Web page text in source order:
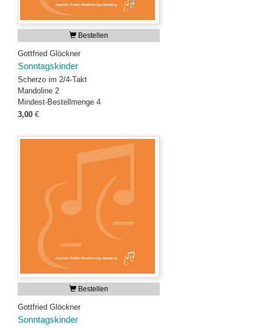
Bestellen
Gottfried Glöckner
Sonntagskinder
Scherzo im 2/4-Takt
Mandoline 2
Mindest-Bestellmenge 4
3,00 €
Bestellen
Gottfried Glöckner
Sonntagskinder